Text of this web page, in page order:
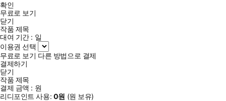
확인
무료로 보기
닫기
작품 제목
대여 기간 : 일
이용권 선택
무료로 보기 다른 방법으로 결제
결제하기
닫기
작품 제목
결제 금액 : 원
리디포인트 사용: 0원 (원 보유)